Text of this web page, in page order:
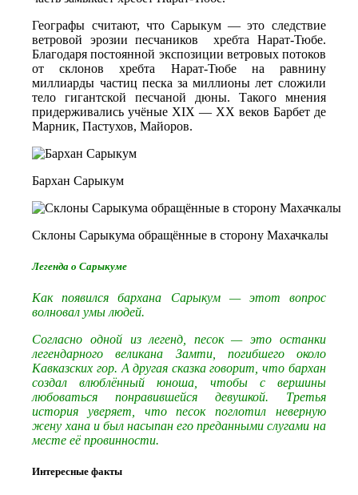
Географы считают, что Сарыкум — это следствие
ветровой эрозии песчаников хребта Нарат-Тюбе.
Благодаря постоянной экспозиции ветровых потоков
от склонов хребта Нарат-Тюбе на равнину
миллиарды частиц песка за миллионы лет сложили
тело гигантской песчаной дюны. Такого мнения
придерживались учёные XIX — ХХ веков Барбет де
Марник, Пастухов, Майоров.
Бархан Сарыкум
Склоны Сарыкума обращённые в сторону Махачкалы
Легенда о Сарыкуме
Как появился бархана Сарыкум — этот вопрос
волновал умы людей.
Согласно одной из легенд, песок — это останки
легендарного великана Замти, погибшего около
Кавказских гор. А другая сказка говорит, что бархан
создал влюблённый юноша, чтобы с вершины
любоваться понравившейся девушкой. Третья
история уверяет, что песок поглотил неверную
жену хана и был насыпан его преданными слугами на
месте её провинности.
Интересные факты